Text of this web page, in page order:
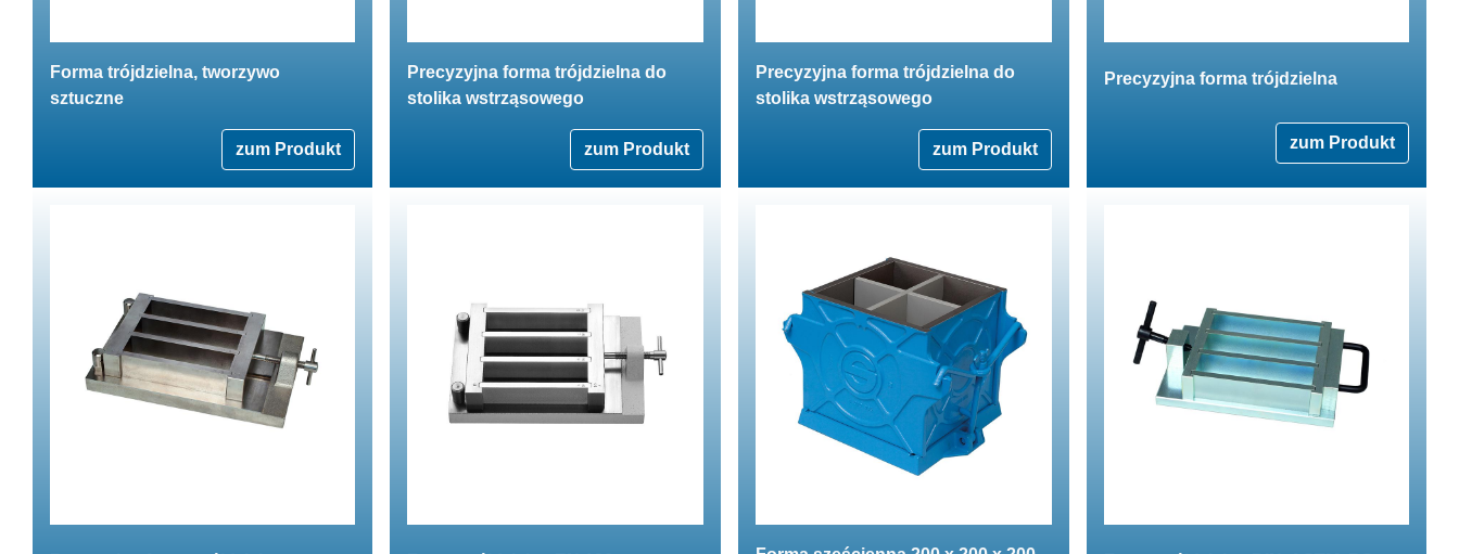
Forma trójdzielna, tworzywo
sztuczne
zum Produkt
Precyzyjna forma trójdzielna do
stolika wstrząsowego
zum Produkt
Precyzyjna forma trójdzielna do
stolika wstrząsowego
zum Produkt
Precyzyjna forma trójdzielna
zum Produkt